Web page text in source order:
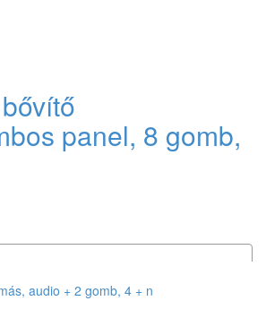
panel, 8 gomb,